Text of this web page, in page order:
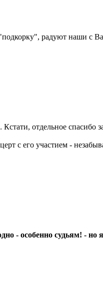
радуют наши с
отдельное
с его участием -
- особенно судьям! - но